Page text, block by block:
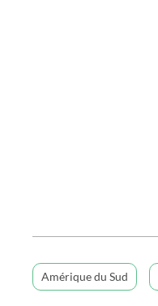
Amérique du Sud